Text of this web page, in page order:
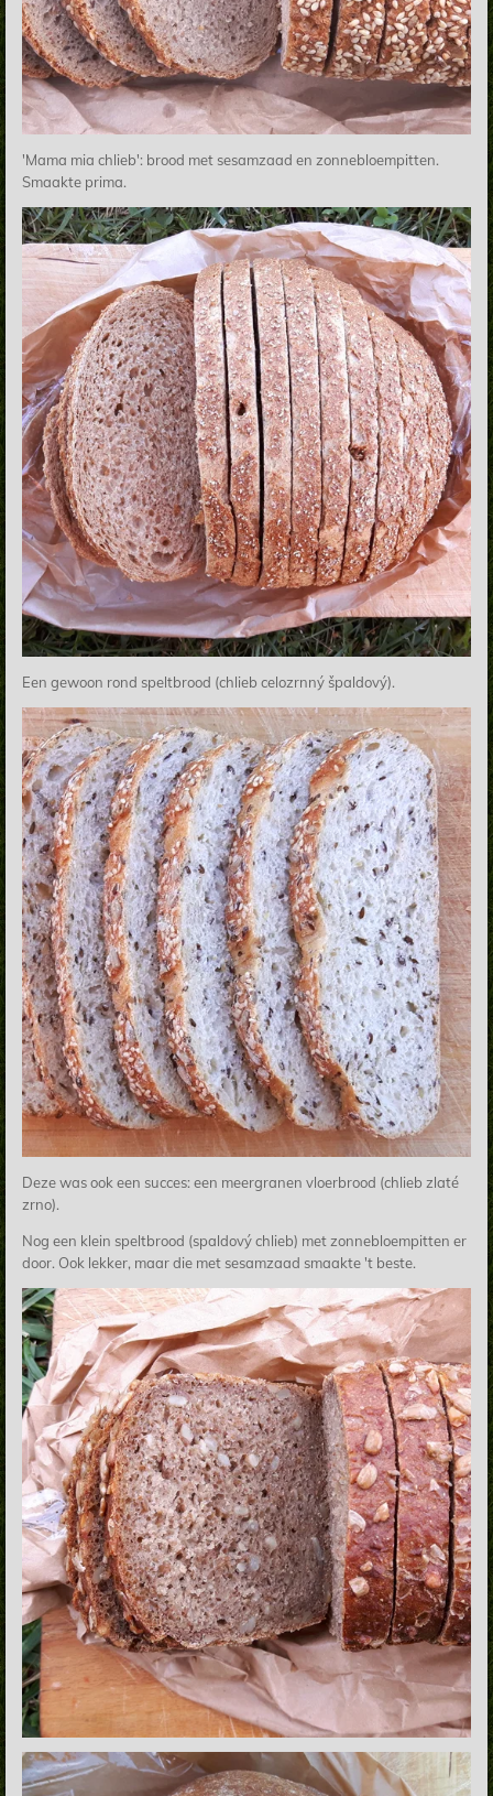
'Mama mia chlieb': brood met sesamzaad en zonnebloempitten.
Smaakte prima.
Een gewoon rond speltbrood (chlieb celozrnný špaldový).
Deze was ook een succes: een meergranen vloerbrood (chlieb zlaté
zrno).
Nog een klein speltbrood (spaldový chlieb) met zonnebloempitten er
door. Ook lekker, maar die met sesamzaad smaakte 't beste.